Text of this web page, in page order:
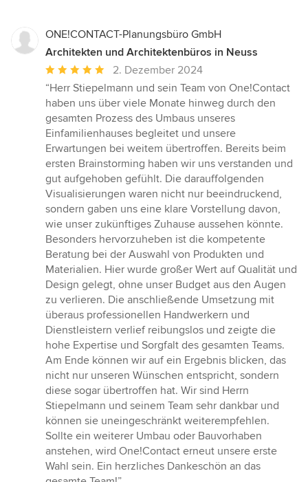
ONE!CONTACT-Planungsbüro GmbH
Architekten und Architektenbüros in Neuss
Durchschnittliche
Bewertung:
5
von
5
Sternen
2. Dezember 2024
“Herr Stiepelmann und sein Team von One!Contact
haben uns über viele Monate hinweg durch den
gesamten Prozess des Umbaus unseres
Einfamilienhauses begleitet und unsere
Erwartungen bei weitem übertroffen. Bereits beim
ersten Brainstorming haben wir uns verstanden und
gut aufgehoben gefühlt. Die darauffolgenden
Visualisierungen waren nicht nur beeindruckend,
sondern gaben uns eine klare Vorstellung davon,
wie unser zukünftiges Zuhause aussehen könnte.
Besonders hervorzuheben ist die kompetente
Beratung bei der Auswahl von Produkten und
Materialien. Hier wurde großer Wert auf Qualität und
Design gelegt, ohne unser Budget aus den Augen
zu verlieren. Die anschließende Umsetzung mit
überaus professionellen Handwerkern und
Dienstleistern verlief reibungslos und zeigte die
hohe Expertise und Sorgfalt des gesamten Teams.
Am Ende können wir auf ein Ergebnis blicken, das
nicht nur unseren Wünschen entspricht, sondern
diese sogar übertroffen hat. Wir sind Herrn
Stiepelmann und seinem Team sehr dankbar und
können sie uneingeschränkt weiterempfehlen.
Sollte ein weiterer Umbau oder Bauvorhaben
anstehen, wird One!Contact erneut unsere erste
Wahl sein. Ein herzliches Dankeschön an das